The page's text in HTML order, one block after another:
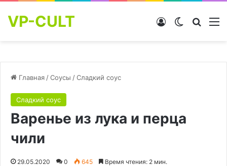
VP-CULT Switch skin
Войти
Главная /Соусы /Сладкий соус
Сладкий соус
Варенье из лука и перца
чили
29.05.2020 0 645 Время чтения: 2 мин.